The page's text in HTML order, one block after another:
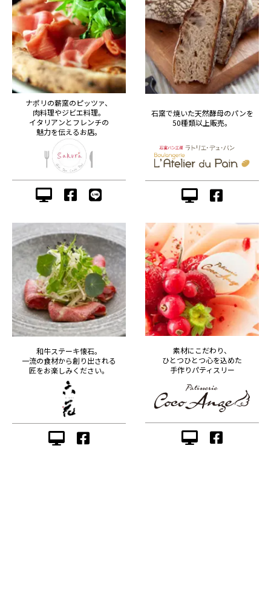
ナポリの薪窯のピッツァ、
肉料理やジビエ料理。
イタリアンとフレンチの
魅力を伝えるお店。
石窯で焼いた天然酵母のパンを
50種類以上販売。
和牛ステーキ懐石。
一流の食材から創り出される
匠をお楽しみください。
素材にこだわり、
ひとつひとつ心を込めた
手作りパティスリー